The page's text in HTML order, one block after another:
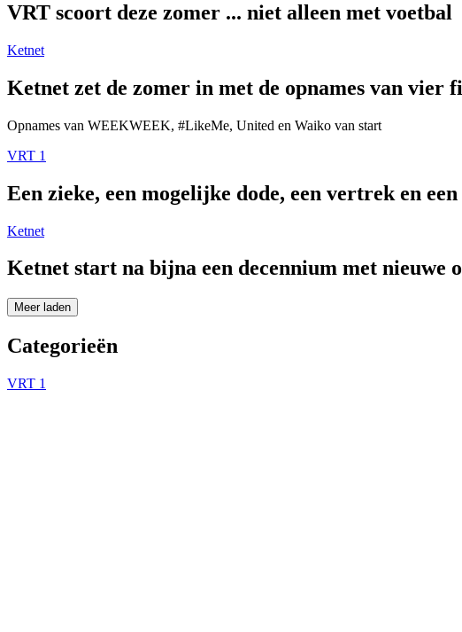
VRT scoort deze zomer ... niet alleen met voetbal
Ketnet
Ketnet zet de zomer in met de opnames van vier
Opnames van WEEKWEEK, #LikeMe, United en Waiko van start
VRT 1
Een zieke, een mogelijke dode, een vertrek en
Ketnet
Ketnet start na bijna een decennium met nieuwe
Meer laden
Categorieën
VRT 1